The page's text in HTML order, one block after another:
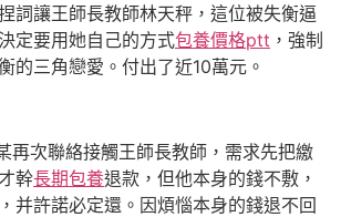
詞讓王師長教師林天秤，這位被失衡逼
定要用她自己的方式包養價格ptt ，強制
的三角戀愛。付出了近10萬元。
再次聯絡接觸王師長教師，需求先把繳
幹長期包養退款，但他本身的錢不敷，
并許諾必定還。因煩惱本身的錢退不回